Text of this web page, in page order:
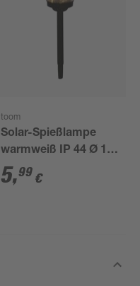
toom
Solar-Spießlampe
warmweiß IP 44 Ø 10
x 39 cm
5,99 €